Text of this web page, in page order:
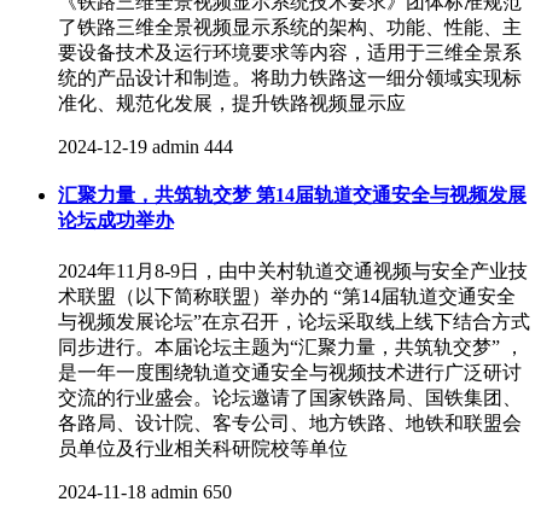
了铁路三维全景视频显示系统的架构、功能、性能、主
要设备技术及运行环境要求等内容，适用于三维全景系
统的产品设计和制造。将助力铁路这一细分领域实现标
准化、规范化发展，提升铁路视频显示应
2024-12-19 admin 444
汇聚力量，共筑轨交梦 第14届轨道交通安全与视频发展
论坛成功举办
2024年11月8-9日，由中关村轨道交通视频与安全产业技
术联盟（以下简称联盟）举办的 “第14届轨道交通安全
与视频发展论坛”在京召开，论坛采取线上线下结合方式
同步进行。本届论坛主题为“汇聚力量，共筑轨交梦” ，
是一年一度围绕轨道交通安全与视频技术进行广泛研讨
交流的行业盛会。论坛邀请了国家铁路局、国铁集团、
各路局、设计院、客专公司、地方铁路、地铁和联盟会
员单位及行业相关科研院校等单位
2024-11-18 admin 650